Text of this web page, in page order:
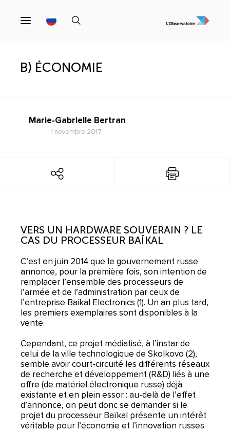
B) ÉCONOMIE
Marie-Gabrielle Bertran
1 novembre 2017
VERS UN HARDWARE SOUVERAIN ? LE
CAS DU PROCESSEUR BAÏKAL
C’est en juin 2014 que le gouvernement russe
annonce, pour la première fois, son intention de
remplacer l’ensemble des processeurs de
l’armée et de l’administration par ceux de
l’entreprise Baikal Electronics (1). Un an plus tard,
les premiers exemplaires sont disponibles à la
vente.
Cependant, ce projet médiatisé, à l’instar de
celui de la ville technologique de Skolkovo (2),
semble avoir court-circuité les différents réseaux
de recherche et développement (R&D) liés à une
offre (de matériel électronique russe) déjà
existante et en plein essor : au-delà de l’effet
d’annonce, on peut donc se demander si le
projet du processeur Baïkal présente un intérêt
véritable pour l’économie et l’innovation russes.